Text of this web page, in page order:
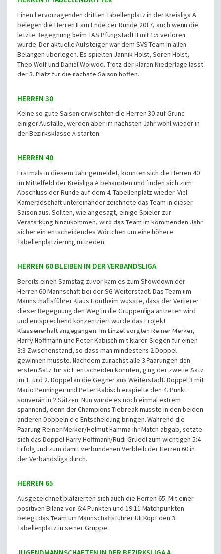
Einen hervorragenden dritten Tabellenplatz in der Kreisliga A
belegen die Herren II am Ende der Runde 2017, auch wenn die
letzte Begegnung beim TAS Pfungstadt II mit 1:5 verloren
wurde. Der aktuelle Aufsteiger war dem SVS Team in allen
Belangen überlegen. Es spielten Jannik Holst, Sören Holst,
Theo Wolf und Daniel Woiwod. Trotz der klaren Niederlage lässt
der 3. Platz für die nächste Saison hoffen.
HERREN 30
Keine so gute Saison erwischten die Herren 30 auf Grund
einiger Ausfälle, werden aber im nächsten Jahr wohl wieder in
der Bezirksklasse A starten.
HERREN 40
Erstmals in diesem Jahr gemeldet, konnten sich die Herren 40
im Mittelfeld der Kreisliga A behaupten und finden sich zum
Abschluss der Runde auf dem 4. Tabellenplatz wieder. Viel
Kameradschaft untereinander zeichnete das Team in dieser
Saison aus. Sollten, wie angesagt, einige Spieler zur
Verstärkung hinzukommen, wird das Team im kommenden Jahr
sicher ein entscheidendes Wörtchen um eine höhere
Tabellenplatzierung mitreden.
HERREN 60 BLEIBEN IN DER VERBANDSLIGA
Bereits einen Samstag zuvor kam es zum Showdown der
Herren 60 Mannschaft bei der SG Weiterstadt. Das Team um
Mannschaftsführer Klaus Hontheim wusste, dass der Verlierer
dieser Begegnung den Weg in die Gruppenliga antreten wird
und entsprechend konzentriert wurde das Projekt
Klassenerhalt angegangen. Im Einzel sorgten Reiner Merker,
Harry Hoffmann und Peter Kabisch mit klaren Siegen für einen
3:3 Zwischenstand, so dass man mindestens 2 Doppel
gewinnen musste. Nachdem zunächst alle 3 Paarungen den
ersten Satz für sich entscheiden konnten, ging der zweite Satz
im 1. und 2. Doppel an die Gegner aus Weiterstadt. Doppel 3 mit
Mario Penninger und Peter Kabisch erspielte den 4. Punkt
souverän in 2 Sätzen. Nun wurde es noch einmal extrem
spannend, denn der Champions-Tiebreak musste in den beiden
anderen Doppeln die Entscheidung bringen. Während die
Paarung Reiner Merker/Helmut Hamma ihr Match abgab, setzte
sich das Doppel Harry Hoffmann/Rudi Gruedl zum wichtigen 5:4
Erfolg und zum damit verbundenen Verbleib der Herren 60 in
der Verbandsliga durch.
HERREN 65
Ausgezeichnet platzierten sich auch die Herren 65. Mit einer
positiven Bilanz von 6:4 Punkten und 19:11 Matchpunkten
belegt das Team um Mannschaftsführer Uli Kopf den 3.
Tabellenplatz in seiner Gruppe.